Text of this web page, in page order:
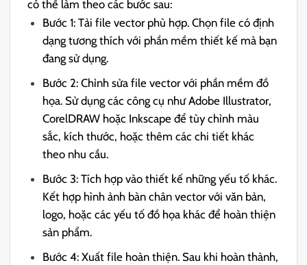
có thể làm theo các bước sau:
Bước 1: Tải file vector phù hợp. Chọn file có định
dạng tương thích với phần mềm thiết kế mà bạn
đang sử dụng.
Bước 2: Chỉnh sửa file vector với phần mềm đồ
họa. Sử dụng các công cụ như Adobe Illustrator,
CorelDRAW hoặc Inkscape để tùy chỉnh màu
sắc, kích thước, hoặc thêm các chi tiết khác
theo nhu cầu.
Bước 3: Tích hợp vào thiết kế những yếu tố khác.
Kết hợp hình ảnh bàn chân vector với văn bản,
logo, hoặc các yếu tố đồ họa khác để hoàn thiện
sản phẩm.
Bước 4: Xuất file hoàn thiện. Sau khi hoàn thành,